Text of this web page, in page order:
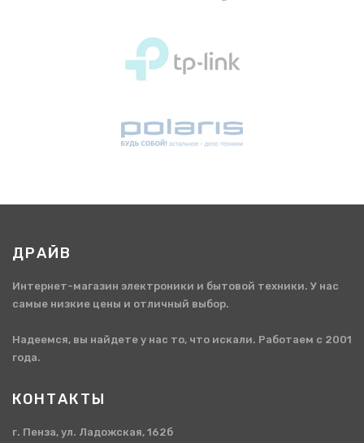
ДРАЙВ
Интернет-магазин электроники и бытовой техники. У нас
самые низкие цены и отличный выбор.
Надеемся, вы найдете у нас то, что искали. Работаем с 2001
года.
КОНТАКТЫ
г. Пенза, ул. Ладожская, 162б